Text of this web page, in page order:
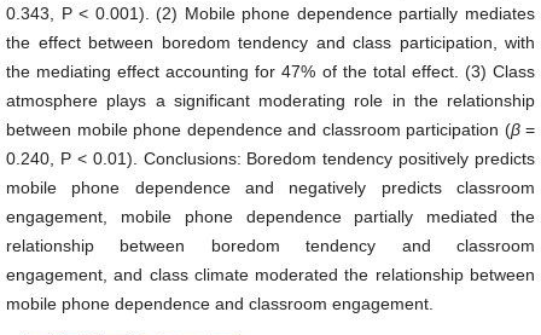
0.343, P < 0.001). (2) Mobile phone dependence partially mediates
the effect between boredom tendency and class participation, with
the mediating effect accounting for 47% of the total effect. (3) Class
atmosphere plays a significant moderating role in the relationship
between mobile phone dependence and classroom participation (β=
0.240, P < 0.01). Conclusions: Boredom tendency positively predicts
mobile phone dependence and negatively predicts classroom
engagement, mobile phone dependence partially mediated the
relationship between boredom tendency and classroom
engagement, and class climate moderated the relationship between
mobile phone dependence and classroom engagement.